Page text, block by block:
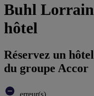
Buhl
hôtel
Réservez un
du groupe Accor
erreur(s)